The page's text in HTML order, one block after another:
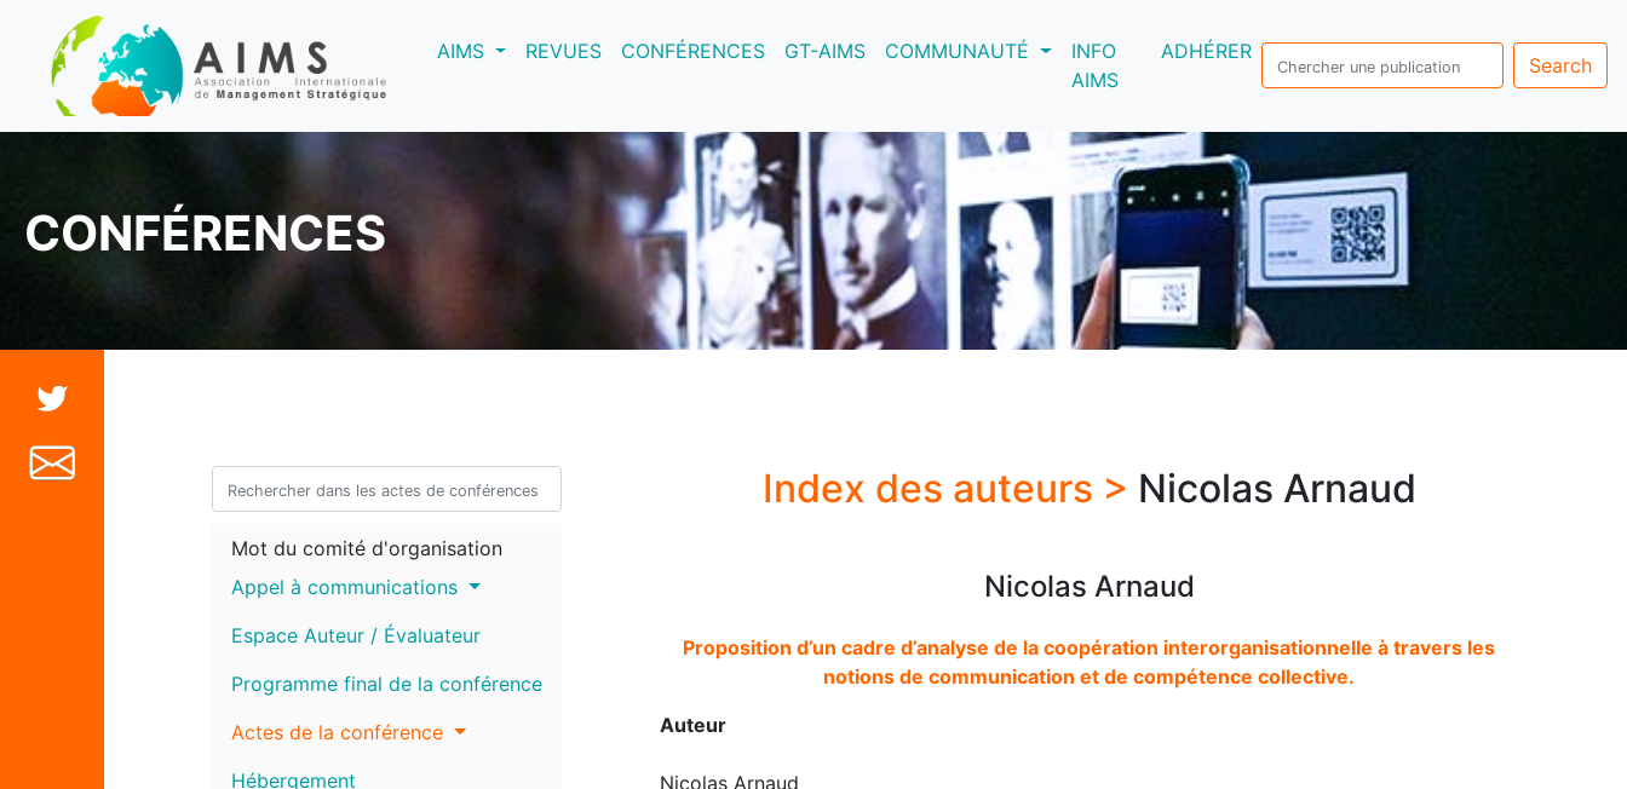
AIMS(current)REVUES CONFÉRENCES GT-AIMS COMMUNAUTÉ
INFO
AIMS
ADHÉRER
Search
CONFÉRENCES
Mot du comité d'organisation
Appel à communications
Espace Auteur / Évaluateur
Programme final de la conférence
Actes de la conférence
Hébergement
Index des auteurs > Nicolas Arnaud
Nicolas Arnaud
Proposition d’un cadre d’analyse de la coopération interorganisationnelle à travers les
notions de communication et de compétence collective.
Auteur
Nicolas Arnaud